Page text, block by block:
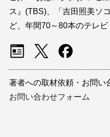
ス』(TBS)、「吉田照美ソ
ど、年間70～80本のテレビ
著者への取材依頼・お問い
お問い合わせフォーム